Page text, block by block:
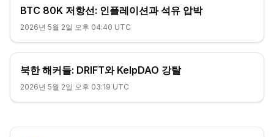
BTC 80K 저항선: 인플레이션과 석유 압박
2026년 5월 2일 오후 04:40 UTC
북한 해커들: DRIFT와 KelpDAO 강탈
2026년 5월 2일 오후 03:19 UTC